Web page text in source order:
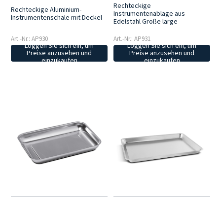
Rechteckige Aluminium-
Instrumentenschale mit Deckel
Art.-Nr.: AP930
Loggen Sie sich ein, um
Preise anzusehen und
einzukaufen
Rechteckige
Instrumentenablage aus
Edelstahl Größe large
Art.-Nr.: AP931
Loggen Sie sich ein, um
Preise anzusehen und
einzukaufen